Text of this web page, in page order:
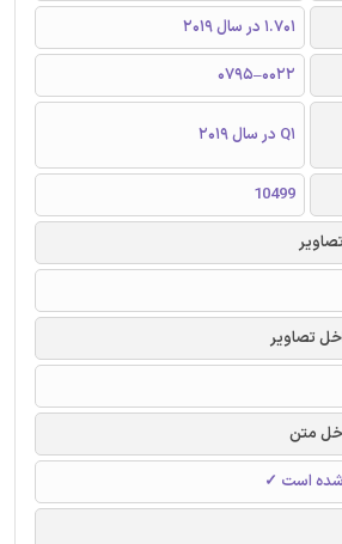
1.701 در سال 2019
0022–0795
Q1 در سال 2019
10499
تصاویر
متن
شده است ✓